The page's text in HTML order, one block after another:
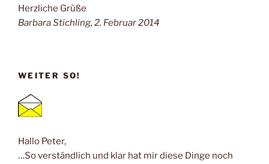
Herzliche Grüße
Barbara Stichling, 2. Februar 2014
WEITER SO!
Hallo Peter,
…So verständlich und klar hat mir diese Dinge noch